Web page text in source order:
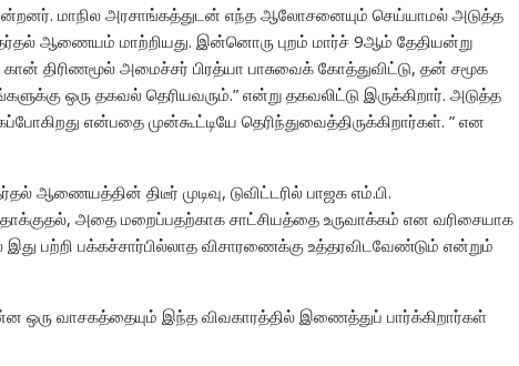
மாநில அரசாங்கத்துடன் எந்த ஆலோசனையும் செய்யாமல் அடுத்த
தேர்தல் ஆணையம் மாற்றியது. இன்னொரு புறம் மார்ச் 9ஆம் தேதியன்று
திரிணமூல் அமைச்சர் பிரத்யா பாசுவைக் கோத்துவிட்டு, தன் சமூக
ஒரு தகவல் தெரியவரும்.” என்று தகவலிட்டு இருக்கிறார். அடுத்த
என்பதை முன்கூட்டியே தெரிந்துவைத்திருக்கிறார்கள். ” என
ஆணையத்தின் திடீர் முடிவு, டுவிட்டரில் பாஜக எம்.பி.
அதை மறைப்பதற்காக சாட்சியத்தை உருவாக்கம் என வரிசையாக
பற்றி பக்கச்சார்பில்லாத விசாரணைக்கு உத்தரவிடவேண்டும் என்றும்
வாசகத்தையும் இந்த விவகாரத்தில் இணைத்துப் பார்க்கிறார்கள்